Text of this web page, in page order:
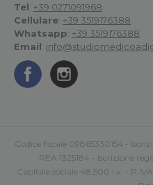
Tel: +39 0271091968
Cellulare: +39 3519176388
Whatsapp: +39 3519176388
Email:
Codice fiscale 09865330154 -
REA 1325184 - Iscrizione
Capitale sociale 48.500 i.v. -